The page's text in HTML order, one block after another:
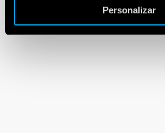
Personalizar